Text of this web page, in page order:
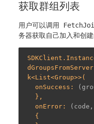
获取群组列表
用户可以调用
务器获取自己加入和创
k<List<Group>>(
  onSuccess:
  onError: